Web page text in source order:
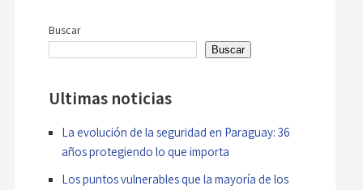
entradas
Buscar
Buscar
Ultimas noticias
La evolución de la seguridad en Paraguay: 36
años protegiendo lo que importa
Los puntos vulnerables que la mayoría de los